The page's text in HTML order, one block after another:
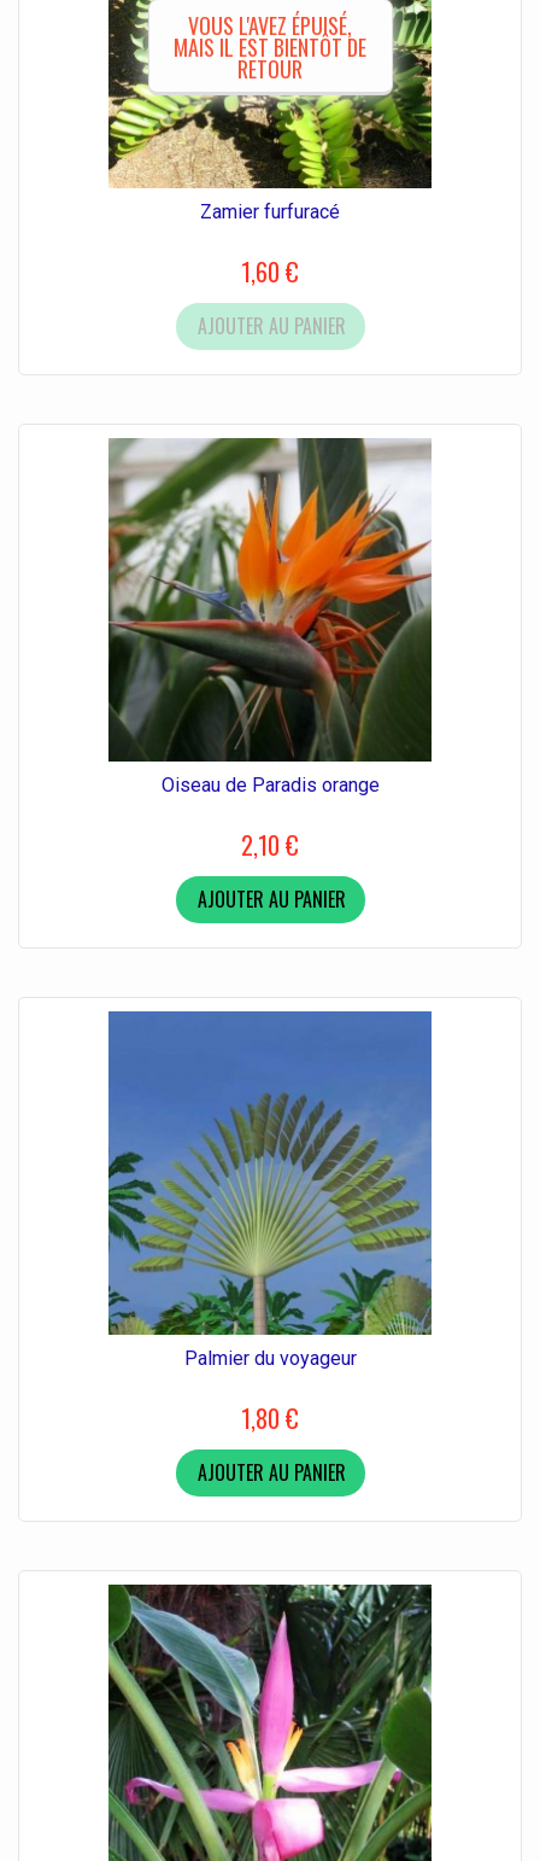
VOUS L'AVEZ ÉPUISÉ,
MAIS IL EST BIENTÔT DE
RETOUR
Zamier furfuracé
1,60 €
AJOUTER AU PANIER
Oiseau de Paradis orange
2,10 €
AJOUTER AU PANIER
Palmier du voyageur
1,80 €
AJOUTER AU PANIER